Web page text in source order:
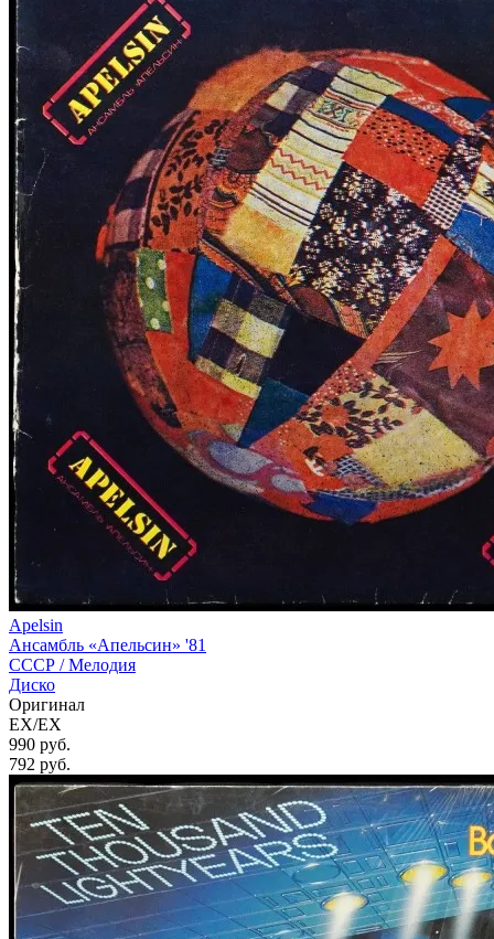
Apelsin
Ансамбль «Апельсин» '81
СССР /Мелодия
Диско
Оригинал
EX/EX
990 руб.
792 руб.